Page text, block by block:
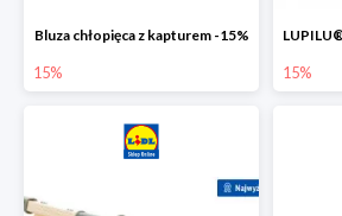
Bluza chłopięca z kapturem -15%
15% 15%